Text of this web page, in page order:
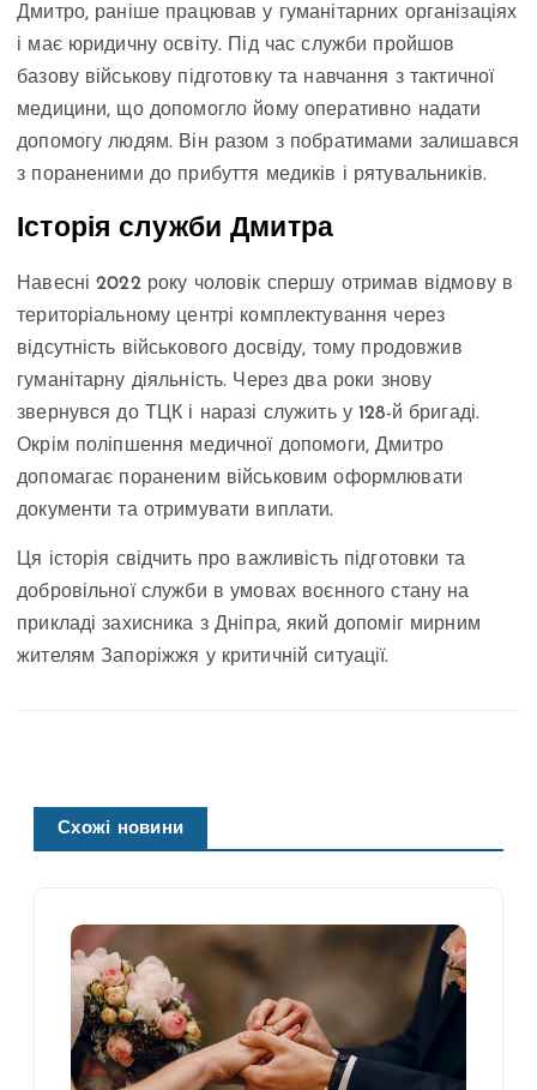
Дмитро, раніше працював у гуманітарних організаціях
і має юридичну освіту. Під час служби пройшов
базову військову підготовку та навчання з тактичної
медицини, що допомогло йому оперативно надати
допомогу людям. Він разом з побратимами залишався
з пораненими до прибуття медиків і рятувальників.
Історія служби Дмитра
Навесні 2022 року чоловік спершу отримав відмову в
територіальному центрі комплектування через
відсутність військового досвіду, тому продовжив
гуманітарну діяльність. Через два роки знову
звернувся до ТЦК і наразі служить у 128-й бригаді.
Окрім поліпшення медичної допомоги, Дмитро
допомагає пораненим військовим оформлювати
документи та отримувати виплати.
Ця історія свідчить про важливість підготовки та
добровільної служби в умовах воєнного стану на
прикладі захисника з Дніпра, який допоміг мирним
жителям Запоріжжя у критичній ситуації.
Схожі новини